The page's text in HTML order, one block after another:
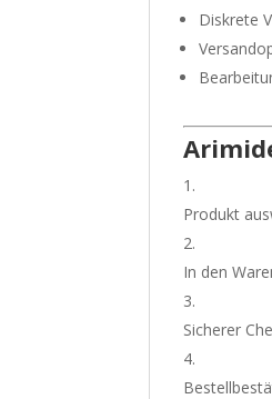
Diskrete
Produkt
In den
Sicherer